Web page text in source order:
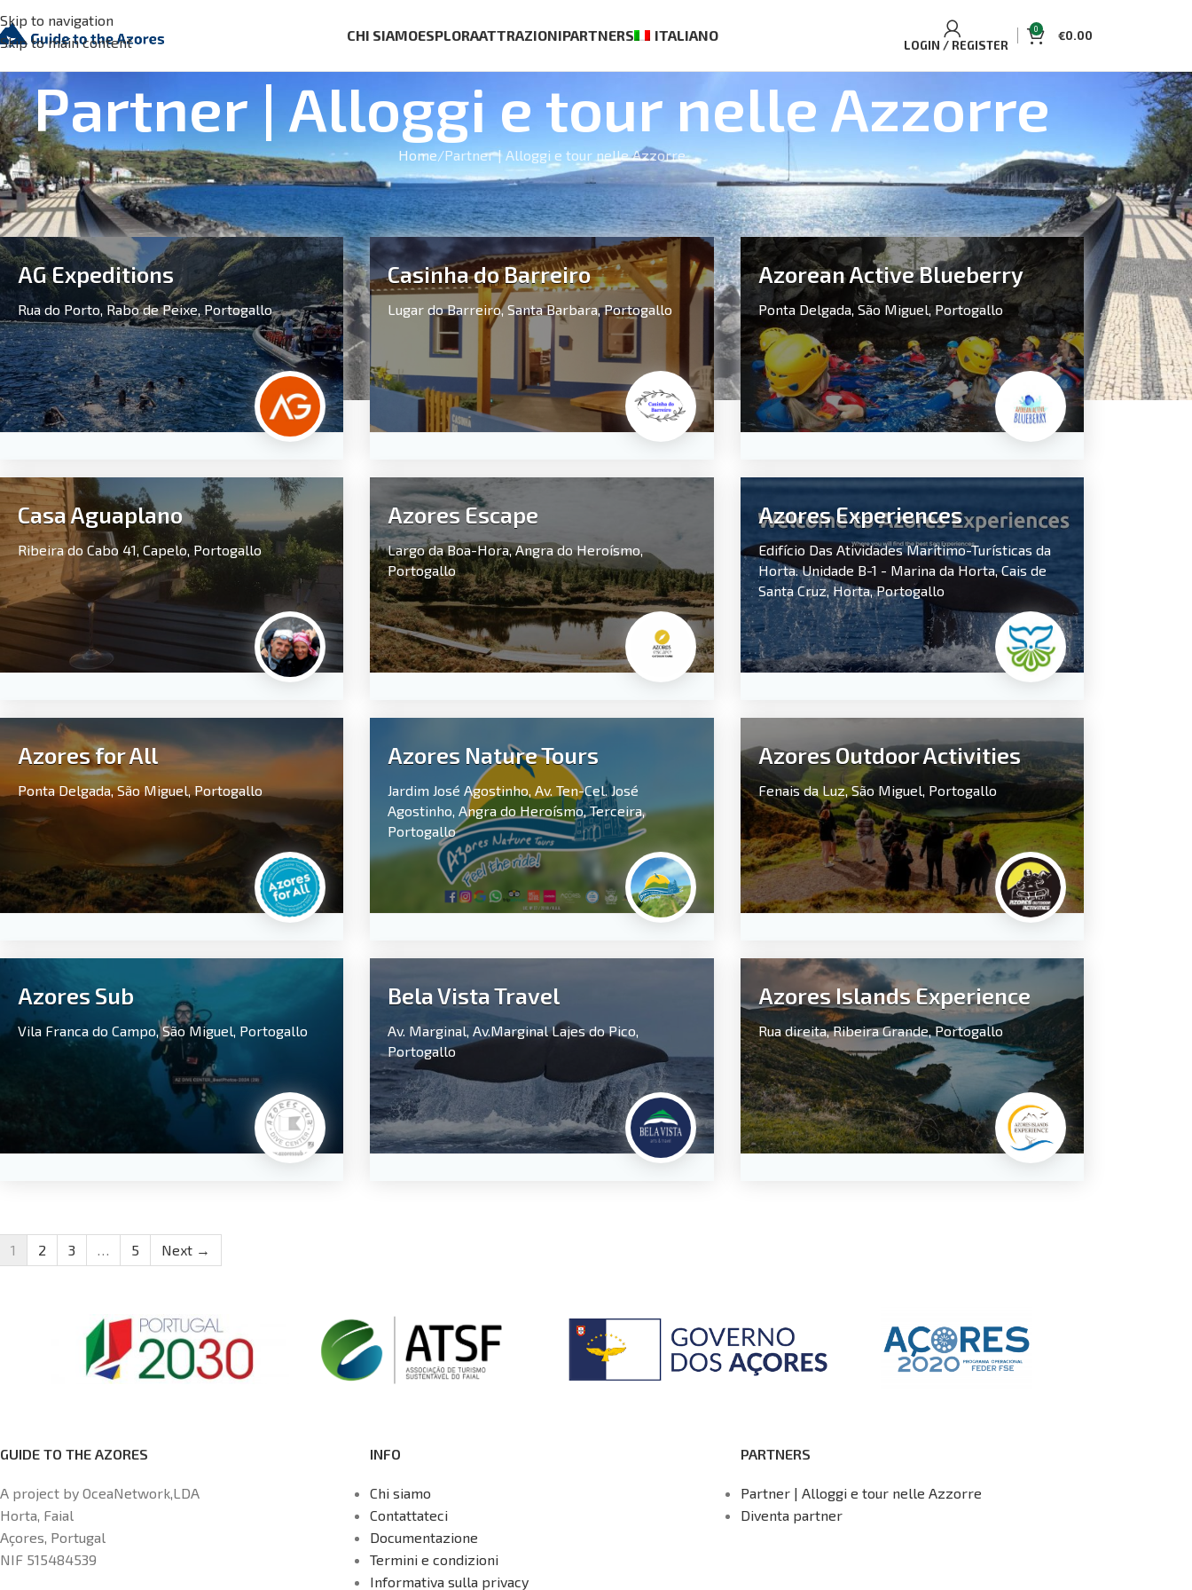
Skip to navigation
Skip to main content
CHI SIAMOESPLORAATTRAZIONIPARTNERS ITALIANO
LOGIN / REGISTER
0 €0.00
Partner | Alloggi e tour nelle Azzorre
Home Partner | Alloggi e tour nelle Azzorre
Esplora il nostro elenco crescente di partner che offrono alloggi e tour alle Azzorre. Realizzato in esclusiva per te da
guide e operatori turistici locali!
AG Expeditions
Rua do Porto, Rabo de Peixe, Portogallo
Casinha do Barreiro
Lugar do Barreiro,Santa Barbara,Portogallo
Azorean Active Blueberry
Ponta Delgada, São Miguel,Portogallo
Casa Aguaplano
Ribeira do Cabo 41,Capelo, Portogallo
Azores Escape
Largo da Boa-Hora,Angra do Heroísmo,
Portogallo
Azores Experiences
Edifício Das Atividades Marítimo-Turísticas da
Horta. Unidade B-1 - Marina da Horta, Cais de
Santa Cruz,Horta,Portogallo
Azores for All
Ponta Delgada,São Miguel,Portogallo
Azores Nature Tours
Jardim José Agostinho, Av. Ten-Cel. José
Agostinho, Angra do Heroísmo,Terceira,
Portogallo
Azores Outdoor Activities
Fenais da Luz,São Miguel, Portogallo
Azores Sub
Vila Franca do Campo,São Miguel, Portogallo
Bela Vista Travel
Av. Marginal, Av.MarginalLajes do Pico,
Portogallo
Azores Islands Experience
Rua direita,Ribeira Grande,Portogallo
1 2 3 … 5 Next →
GUIDE TO THE AZORES
A project by OceaNetwork,LDA
Horta, Faial
Açores, Portugal
NIF 515484539
INFO
Chi siamo
Contattateci
Documentazione
Termini e condizioni
Informativa sulla privacy
PARTNERS
Partner | Alloggi e tour nelle Azzorre
Diventa partner